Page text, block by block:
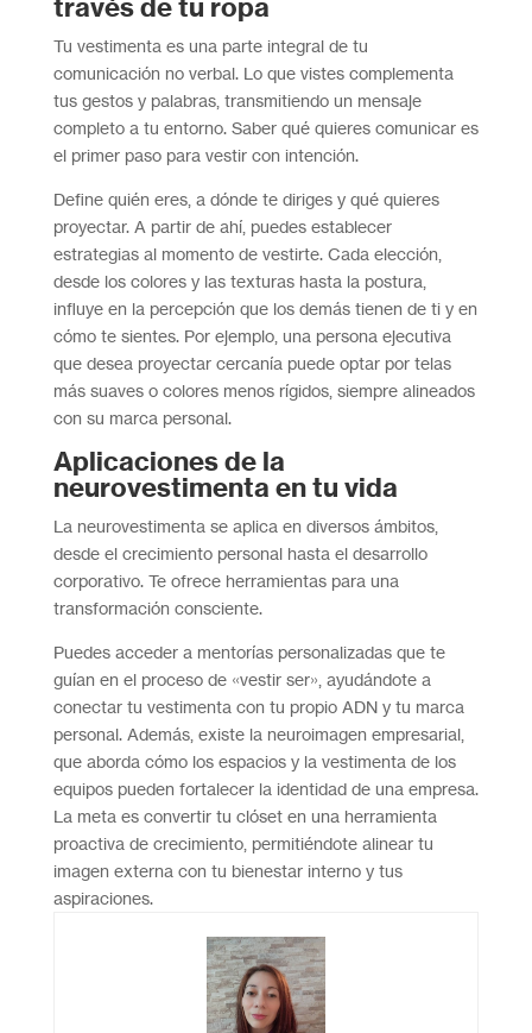
Tu vestimenta es una parte integral de tu
comunicación no verbal. Lo que vistes complementa
tus gestos y palabras, transmitiendo un mensaje
completo a tu entorno. Saber qué quieres comunicar es
el primer paso para vestir con intención.
Define quién eres, a dónde te diriges y qué quieres
proyectar. A partir de ahí, puedes establecer
estrategias al momento de vestirte. Cada elección,
desde los colores y las texturas hasta la postura,
influye en la percepción que los demás tienen de ti y en
cómo te sientes. Por ejemplo, una persona ejecutiva
que desea proyectar cercanía puede optar por telas
más suaves o colores menos rígidos, siempre alineados
con su marca personal.
Aplicaciones de la
neurovestimenta en tu vida
La neurovestimenta se aplica en diversos ámbitos,
desde el crecimiento personal hasta el desarrollo
corporativo. Te ofrece herramientas para una
transformación consciente.
Puedes acceder a mentorías personalizadas que te
guían en el proceso de «vestir ser», ayudándote a
conectar tu vestimenta con tu propio ADN y tu marca
personal. Además, existe la neuroimagen empresarial,
que aborda cómo los espacios y la vestimenta de los
equipos pueden fortalecer la identidad de una empresa.
La meta es convertir tu clóset en una herramienta
proactiva de crecimiento, permitiéndote alinear tu
imagen externa con tu bienestar interno y tus
aspiraciones.